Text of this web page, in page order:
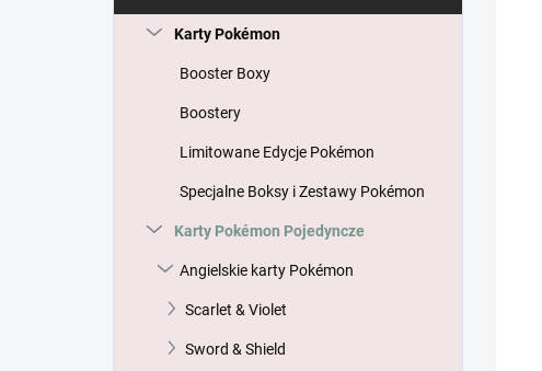
s
kategorie
Karty Pokémon
Booster Boxy
Boostery
Limitowane Edycje Pokémon
Specjalne Boksy i Zestawy Pokémon
Karty Pokémon Pojedyncze
Angielskie karty Pokémon
Scarlet & Violet
Sword & Shield